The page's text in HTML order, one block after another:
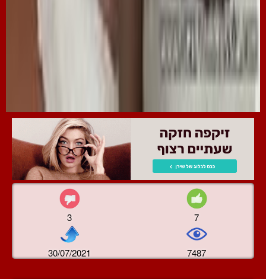
3 7
30/07/2021 7487